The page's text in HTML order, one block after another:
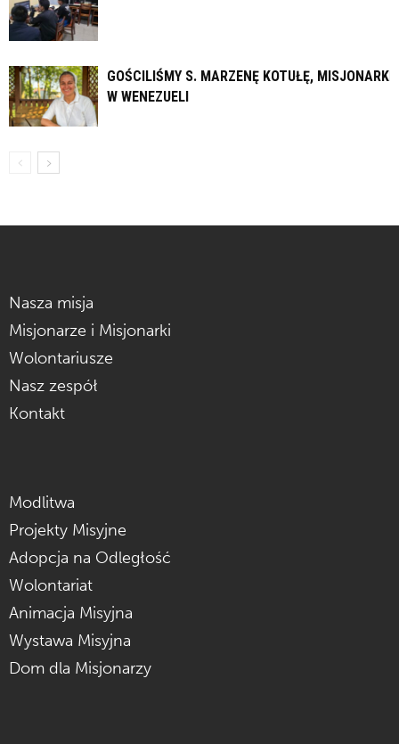
GOŚCILIŚMY S. MARZENĘ KOTUŁĘ, MISJONARKĘ
W WENEZUELI
Nasza misja
Misjonarze i Misjonarki
Wolontariusze
Nasz zespół
Kontakt
Modlitwa
Projekty Misyjne
Adopcja na Odległość
Wolontariat
Animacja Misyjna
Wystawa Misyjna
Dom dla Misjonarzy